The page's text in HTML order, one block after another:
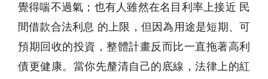
覺得喘不過氣；也有人雖然在名目利率上接近 民
間借款合法利息 的上限，但因為用途是短期、可
預期回收的投資，整體計畫反而比一直拖著高利
債更健康。當你先釐清自己的底線，法律上的紅